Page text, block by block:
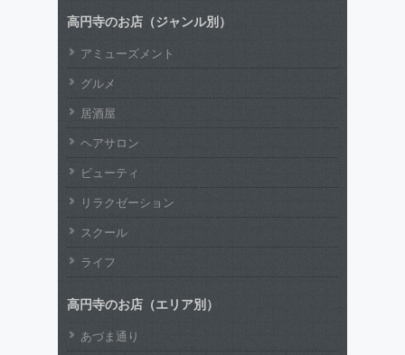
高円寺のお店（ジャンル別）
アミューズメント
グルメ
居酒屋
ヘアサロン
ビューティ
リラクゼーション
スクール
ライフ
高円寺のお店（エリア別）
あづま通り